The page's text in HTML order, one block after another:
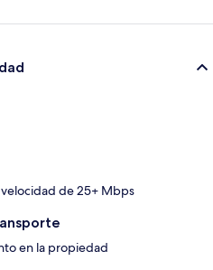
de 25+ Mbps
en la propiedad